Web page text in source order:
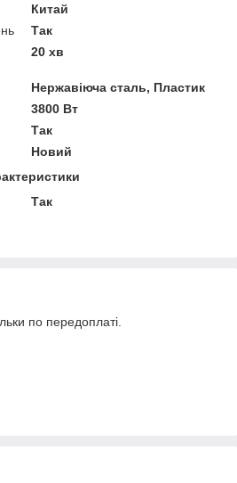
Китай
Так
20 хв
Нержавіюча сталь, Пластик
3800 Вт
Так
Новий
Так
по передоплаті.